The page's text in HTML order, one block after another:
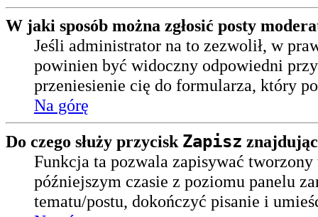
W jaki sposób można zgłosić posty
Jeśli administrator na to zezwolił, w
powinien być widoczny odpowiedni
przeniesienie cię do formularza, który
Na górę
Do czego służy przycisk Zapisz
Funkcja ta pozwala zapisywać
późniejszym czasie z poziomu panelu
tematu/postu, dokończyć pisanie i